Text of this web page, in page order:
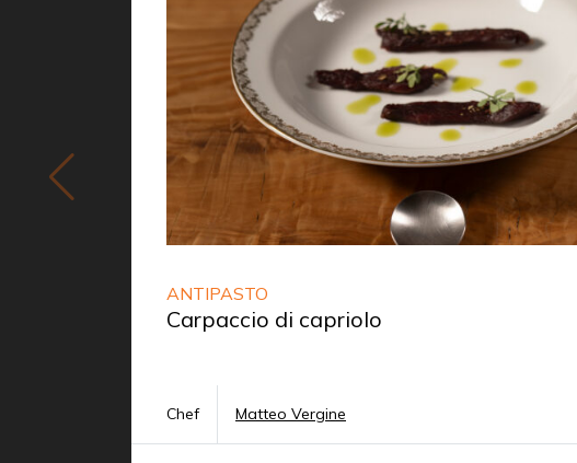
ANTIPASTO
Carpaccio di capriolo
Chef Matteo Vergine